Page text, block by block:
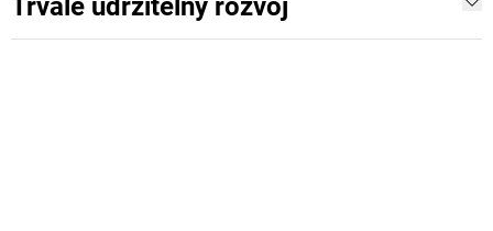
Trvale udržitelný rozvoj